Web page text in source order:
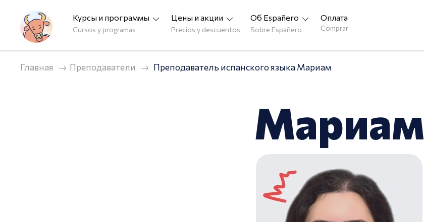
Курсы и программы
Cursos y programas
Цены и акции
Precios y descuentos
Об Españero
Sobre Españero
Оплата
Comprar
Главная Преподаватели Преподаватель испанского языка Мариам
Мариам